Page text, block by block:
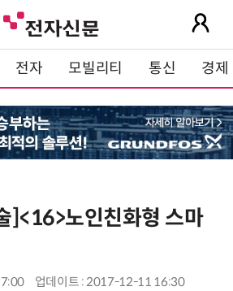
전자 모빌리티 통신 경제
]<16>노인친화형 스마
업데이트 : 2017-12-11 16:30